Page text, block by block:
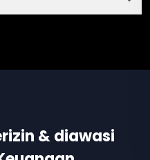
& diawasi